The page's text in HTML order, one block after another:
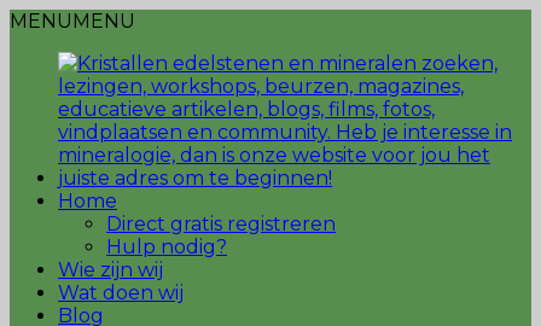
MENUMENU
Home
Direct gratis registreren
Hulp nodig?
Wie zijn wij
Wat doen wij
Blog